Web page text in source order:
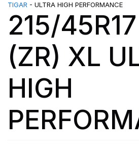
TIGAR - ULTRA HIGH PERFORMANCE
215/
(ZR) XL
HIGH